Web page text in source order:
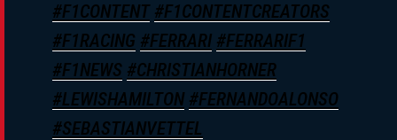
Exklusiv-Interview: Alexander Wurz
Über Das Neue Reglement, Die
Mercedes-Dominanz Und Die Red-
Bull-Krise
#F1CONTENT #F1CONTENTCREATORS
#F1RACING #FERRARI #FERRARIF1
#F1NEWS #CHRISTIANHORNER
#LEWISHAMILTON #FERNANDOALONSO
#SEBASTIANVETTEL